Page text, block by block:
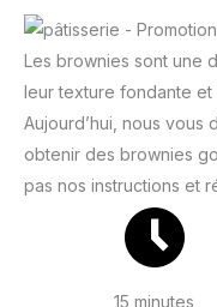
Les brownies sont une
leur texture fondante
Aujourd’hui, nous
obtenir des brownies
pas nos instructions et
15 minutes